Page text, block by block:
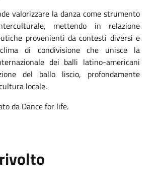
valorizzare la danza come strumento
mettendo in relazione
provenienti da contesti diversi e
di condivisione che unisce la
dei balli latino-americani
del ballo liscio, profondamente
locale.
da Dance for life.